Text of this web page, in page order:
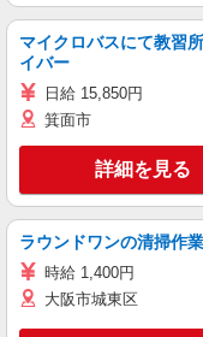
マイクロバスにて教習
イバー
日給 15,850円
箕面市
詳細を見る
ラウンドワンの清掃作
時給 1,400円
大阪市城東区